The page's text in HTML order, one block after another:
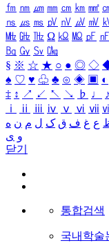
㎙ ㎚ ㎛ ㎜ ㎝ ㎞ ㎟
㎱ ㎲ ㎳ ㎴ ㎵ ㎶ ㎷
㎒ ㎓ ㎔ Ω ㏀ ㏁ ㎊ ㎋
㏃ ㏉ ㏜ ㏆
§ ※ ☆ ★ ○ ● ◎ ◇
♠ ♡ ♥ ♧ ♣ ⊙ ◈ ▣ ◐
‡ ↕ ↗ ↙ ↖ ↘ ♭ ♩ ♪
ⅰ
ⅱ ⅲ ⅳ ⅴ ⅵ ⅶ
ع غ ف ق ک ل م ن ه
و ی
닫기
통합검색
국내학술